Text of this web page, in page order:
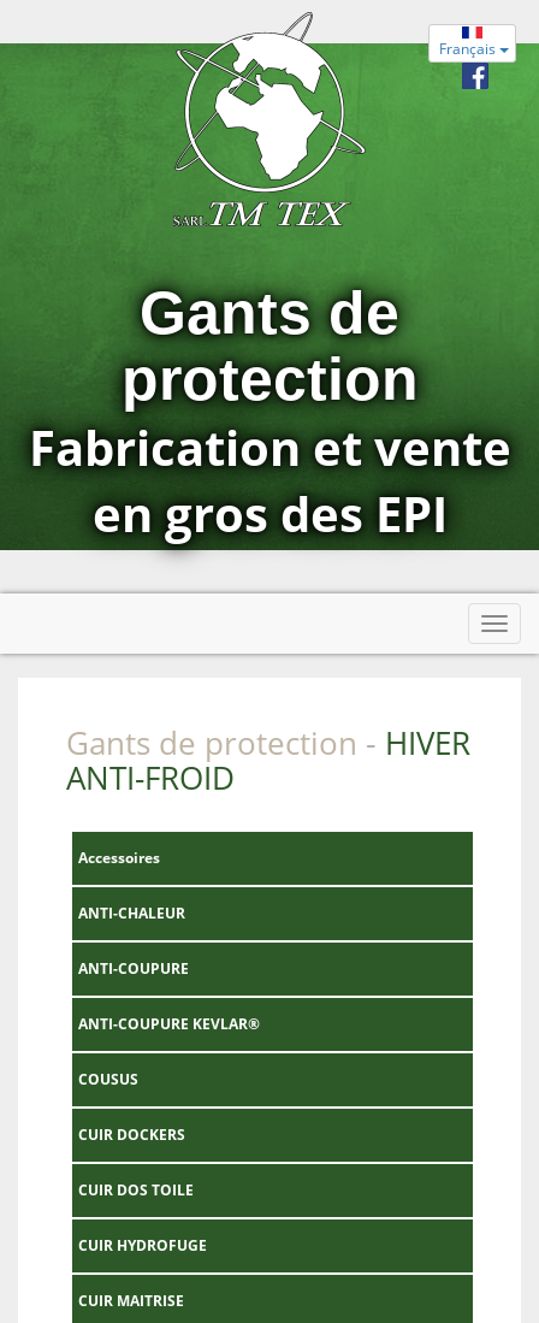
Gants de
protection
Fabrication et vente
en gros des EPI
Français
Gants de protection - HIVER
ANTI-FROID
Accessoires
ANTI-CHALEUR
ANTI-COUPURE
ANTI-COUPURE KEVLAR®
COUSUS
CUIR DOCKERS
CUIR DOS TOILE
CUIR HYDROFUGE
CUIR MAITRISE